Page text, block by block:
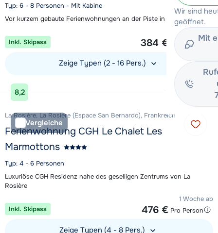
Wir sind
geöffnet.
Mit
Typ: 6 - 8 Personen - Mit Kabine
Vor kurzem gebaute Ferienwohnungen an der Piste in La Rosière
1 Woche ab
384 € Pro Person
Inkl. Skipass
Zeige Typen (2 - 16 Pers.)
Unterkunft ansehen
8,2
Vergleiche
La Rosière, La Rosière (Espace San Bernardo), Frankreich
Ferienwohnung CGH Le Chalet Les
Marmottons
Typ: 4 - 6 Personen
Luxuriöse CGH Residenz nahe des geselligen Zentrums von La
Rosière
1 Woche ab
476 € Pro Person
Inkl. Skipass
Zeige Typen (4 - 8 Pers.)